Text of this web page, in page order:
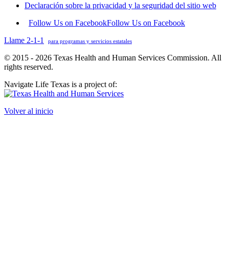
Declaración sobre la privacidad y la seguridad del sitio web
Follow Us on FacebookFollow Us on Facebook
Llame 2-1-1
para programas y servicios estatales
© 2015 - 2026 Texas Health and Human Services Commission. All
rights reserved.
Navigate Life Texas is a project of:
Volver al inicio